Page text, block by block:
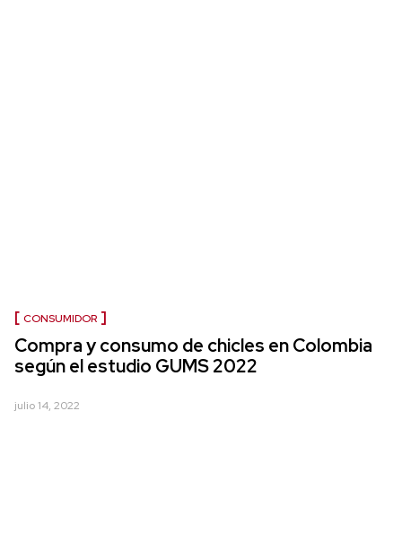
CONSUMIDOR
Compra y consumo de chicles en Colombia
según el estudio GUMS 2022
julio 14, 2022